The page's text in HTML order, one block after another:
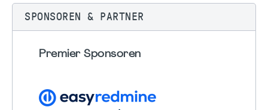
SPONSOREN & PARTNER
Premier Sponsoren